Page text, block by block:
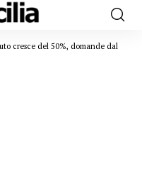
cresce del 50%, domande dal